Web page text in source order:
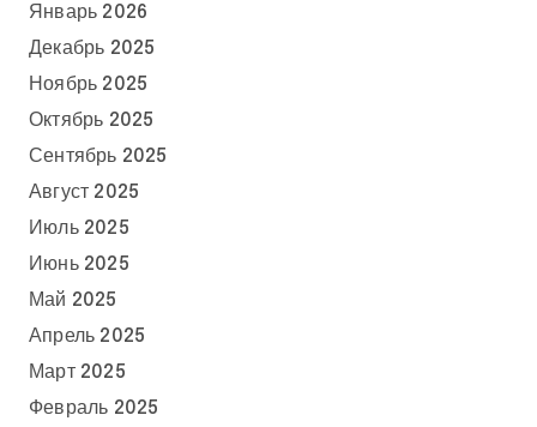
Январь 2026
Декабрь 2025
Ноябрь 2025
Октябрь 2025
Сентябрь 2025
Август 2025
Июль 2025
Июнь 2025
Май 2025
Апрель 2025
Март 2025
Февраль 2025